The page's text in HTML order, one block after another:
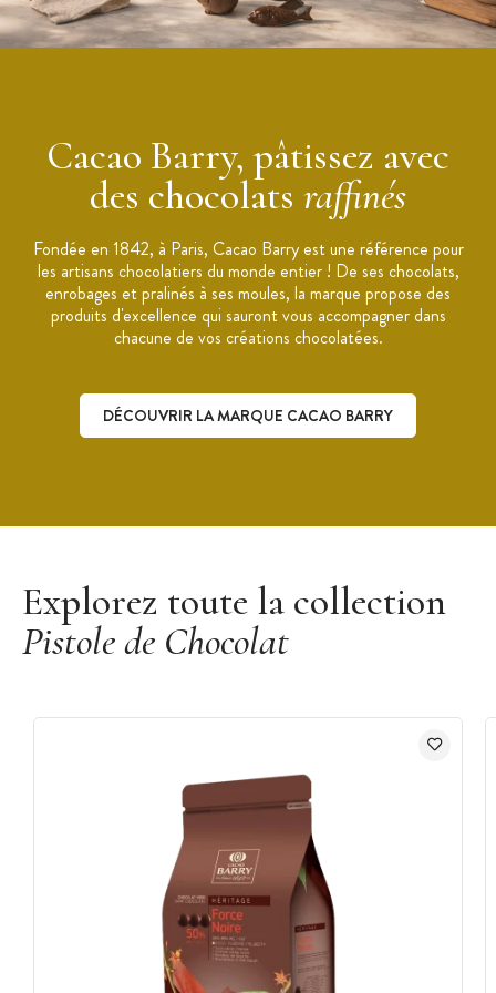
Cacao Barry, pâtissez avec
des chocolats raffinés
Fondée en 1842, à Paris, Cacao Barry est une référence pour
les artisans chocolatiers du monde entier ! De ses chocolats,
enrobages et pralinés à ses moules, la marque propose des
produits d'excellence qui sauront vous accompagner dans
chacune de vos créations chocolatées.
DÉCOUVRIR LA MARQUE CACAO BARRY
Explorez toute la collection
Pistole de Chocolat